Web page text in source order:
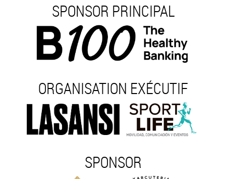
SPONSOR PRINCIPAL
ORGANISATION EXÉCUTIF
SPONSOR